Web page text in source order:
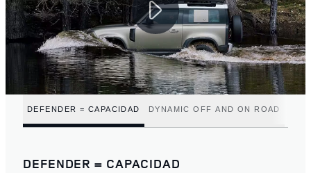
DEFENDER = CAPACIDAD DYNAMIC OFF AND ON ROAD
DEFENDER = CAPACIDAD